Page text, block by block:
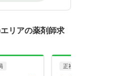
リアの薬剤師求
正社員